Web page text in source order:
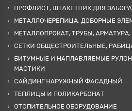
ПРОФЛИСТ, ШТАКЕТНИК ДЛЯ ЗАБОРА
МЕТАЛЛОЧЕРЕПИЦА, ДОБОРНЫЕ
МЕТАЛЛОПРОКАТ, ТРУБЫ, АРМАТУРА,
СЕТКИ ОБЩЕСТРОИТЕЛЬНЫЕ,
БИТУМНЫЕ И НАПЛАВЛЯЕМЫЕ
МАСТИКИ
САЙДИНГ НАРУЖНЫЙ ФАСАДНЫЙ
ТЕПЛИЦЫ И ПОЛИКАРБОНАТ
ОТОПИТЕЛЬНОЕ ОБОРУДОВАНИЕ